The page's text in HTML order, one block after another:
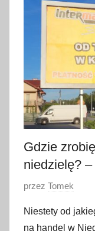
i
a
2
0
2
Gdzie
niedzielę? –
O
u
przez Tomek
Niestety od
na handel w